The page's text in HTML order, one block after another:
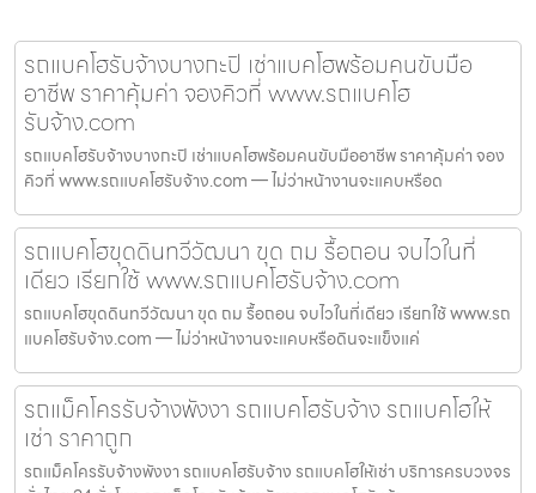
รถแบคโฮรับจ้างบางกะปิ เช่าแบคโฮพร้อมคนขับมือ
อาชีพ ราคาคุ้มค่า จองคิวที่ www.รถแบคโฮ
รับจ้าง.com
รถแบคโฮรับจ้างบางกะปิ เช่าแบคโฮพร้อมคนขับมืออาชีพ ราคาคุ้มค่า จอง
คิวที่ www.รถแบคโฮรับจ้าง.com — ไม่ว่าหน้างานจะแคบหรือด
รถแบคโฮขุดดินทวีวัฒนา ขุด ถม รื้อถอน จบไวในที่
เดียว เรียกใช้ www.รถแบคโฮรับจ้าง.com
รถแบคโฮขุดดินทวีวัฒนา ขุด ถม รื้อถอน จบไวในที่เดียว เรียกใช้ www.รถ
แบคโฮรับจ้าง.com — ไม่ว่าหน้างานจะแคบหรือดินจะแข็งแค่
รถแม็คโครรับจ้างพังงา รถแบคโฮรับจ้าง รถแบคโฮให้
เช่า ราคาถูก
รถแม็คโครรับจ้างพังงา รถแบคโฮรับจ้าง รถแบคโฮให้เช่า บริการครบวงจร